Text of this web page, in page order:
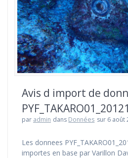
Avis d import de
par admin dans Données sur 6 août
Les donnees
importes en base par Varillon